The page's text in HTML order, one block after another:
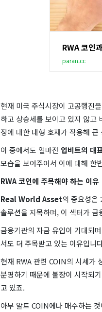
RWA 코인
paran.cc
현재 미국 주식시장이 고공행진
하고 상승세를 보이고 있지 않고
장에 대한 대형 호재가 작용해
이 중에서도 얼마전 업비트의 대
모습을 보여주어서 이에 대해 한
RWA 코인에 주목해야 하는 이유
Real World Asset의 중요성은
솔루션을 지목하며, 이 섹터가
금융기관의 자금 유입이 기대되
서도 더 주목받고 있는 이유입니
현재 RWA 관련 COIN의 시세가
분명하기 때문에 불장이 시작되
고 있죠.
아무 알트 COIN에나 매수하는